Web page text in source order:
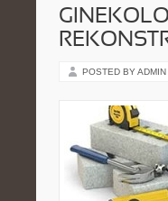
POSTED BY ADMIN